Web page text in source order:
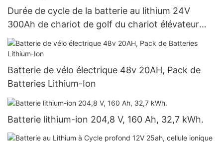
Durée de cycle de la batterie au lithium 24V
300Ah de chariot de golf du chariot élévateur
IP65 LiFePO4 longue
Batterie de vélo électrique 48v 20AH, Pack de
Batteries Lithium-Ion
Batterie lithium-ion 204,8 V, 160 Ah, 32,7 kWh.